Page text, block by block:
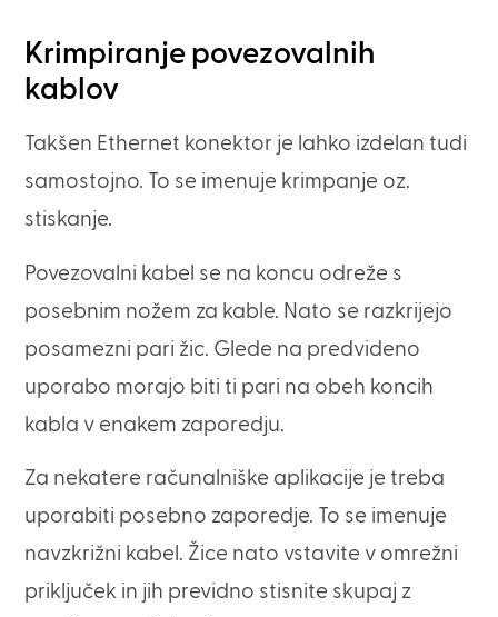
Krimpiranje povezovalnih
kablov
Takšen Ethernet konektor je lahko izdelan tudi
samostojno. To se imenuje krimpanje oz.
stiskanje.
Povezovalni kabel se na koncu odreže s
posebnim nožem za kable. Nato se razkrijejo
posamezni pari žic. Glede na predvideno
uporabo morajo biti ti pari na obeh koncih
kabla v enakem zaporedju.
Za nekatere računalniške aplikacije je treba
uporabiti posebno zaporedje. To se imenuje
navzkrižni kabel. Žice nato vstavite v omrežni
priključek in jih previdno stisnite skupaj z